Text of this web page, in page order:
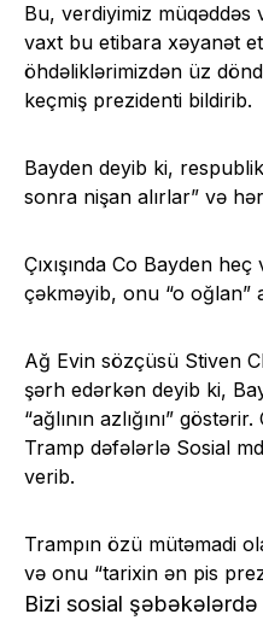
Bu, verdiyimiz müqəddəs
vaxt bu etibara xəyanət
öhdəliklərimizdən üz
keçmiş prezidenti bildirib.
Bayden deyib ki,
sonra nişan alırlar” və
Çıxışında Co Bayden heç
çəkməyib, onu “o oğlan”
Ağ Evin sözçüsü Stiven
şərh edərkən deyib ki,
“ağlının azlığını”
Tramp dəfələrlə Sosial
verib.
Trampın özü mütəmadi
və onu “tarixin ən pis
Bizi sosial